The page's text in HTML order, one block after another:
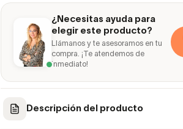
¿Necesitas ayuda para
elegir este producto?
Llámanos y te asesoramos en tu
compra. ¡Te atendemos de
inmediato!
Descripción del producto